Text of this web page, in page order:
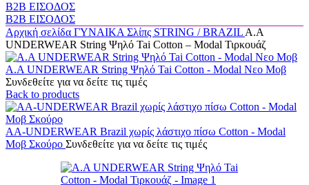
B2B ΕΙΣΟΔΟΣ
B2B ΕΙΣΟΔΟΣ
Αρχική σελίδα ΓΥΝΑΙΚΑ Σλίπς STRING / BRAZIL A.A
UNDERWEAR String Ψηλό Tai Cotton – Modal Τιρκουάζ
A.A UNDERWEAR String Ψηλό Tai Cotton - Modal Νεο Μοβ
Συνδεθείτε για να δείτε τις τιμές
Back to products
AA-UNDERWEAR Brazil χωρίς λάστιχο πίσω Cotton - Modal
Μοβ Σκούρο Συνδεθείτε για να δείτε τις τιμές